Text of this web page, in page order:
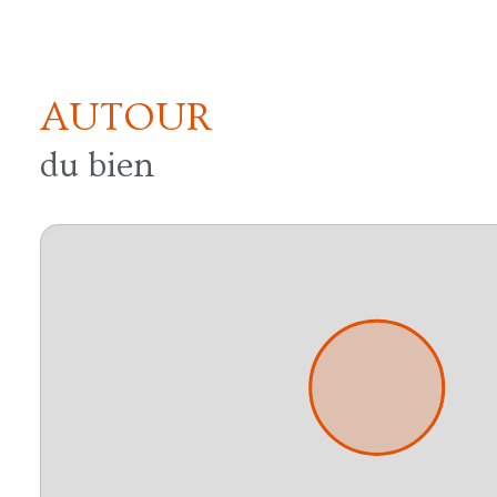
AUTOUR
du bien